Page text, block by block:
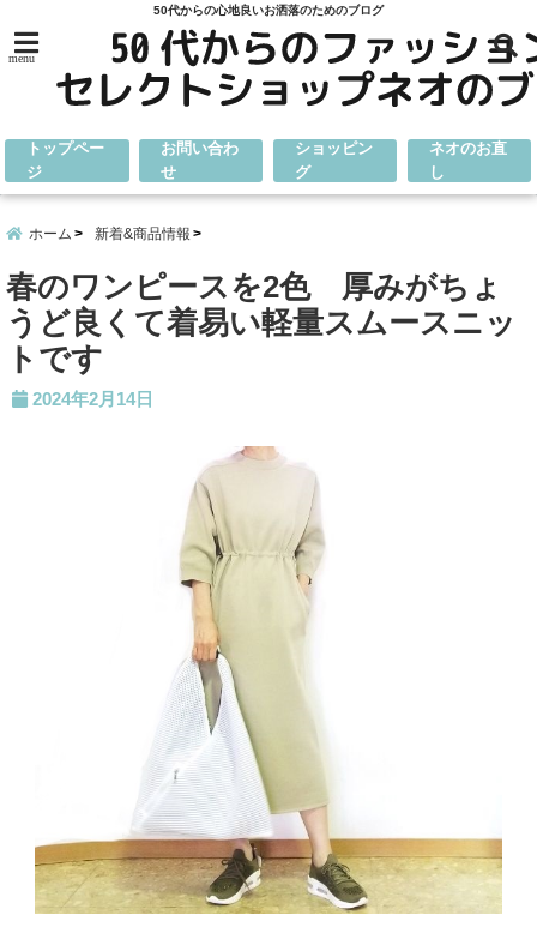
50代からの心地良いお洒落のためのブログ
menu
トップペー
ジ
お問い合わ
せ
ショッピン
グ
ネオのお直
し
ホーム 新着&商品情報
春のワンピースを2色 厚みがちょ
うど良くて着易い軽量スムースニッ
トです
2024年2月14日